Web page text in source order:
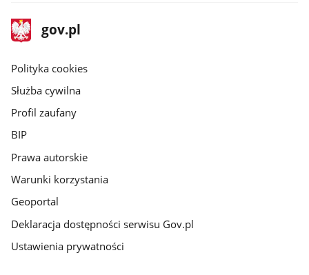
stopka
gov.pl
Strona
gov.pl
gov.pl
Polityka cookies
Służba cywilna
Profil zaufany
BIP
Prawa autorskie
Warunki korzystania
Geoportal
Deklaracja dostępności serwisu Gov.pl
Ustawienia prywatności